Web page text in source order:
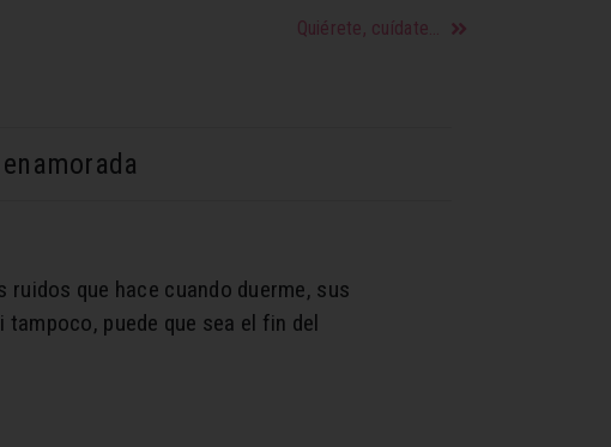
Quiérete, cuídate y mejora tu salud mental con estos consejos
que hace cuando duerme, sus
puede que sea el fin del